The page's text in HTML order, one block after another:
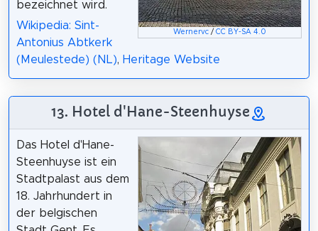
Wernervc /CC BY-SA 4.0
bezeichnet wird.
Wikipedia: Sint-
Antonius Abtkerk
(Meulestede) (NL), Heritage Website
13. Hotel d'Hane-Steenhuyse
Das Hotel d'Hane-
Steenhuyse ist ein
Stadtpalast aus dem
18. Jahrhundert in
der belgischen